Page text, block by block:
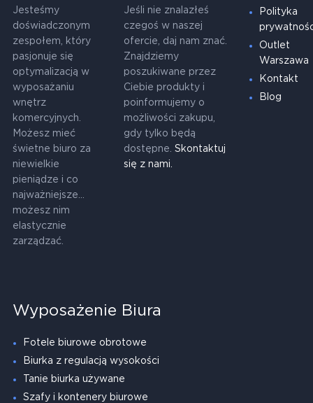
Jesteśmy
doświadczonym
zespołem, który
pasjonuje się
optymalizacją w
wyposażaniu
wnętrz
komercyjnych.
Możesz mieć
świetne biuro za
niewielkie
pieniądze i co
najważniejsze...
możesz nim
elastycznie
zarządzać.
Jeśli nie znalazłeś
czegoś w naszej
ofercie, daj nam znać.
Znajdziemy
poszukiwane przez
Ciebie produkty i
poinformujemy o
możliwości zakupu,
gdy tylko będą
dostępne. Skontaktuj
się z nami.
Polityka
Outlet
Warszawa
Kontakt
Blog
Wyposażenie Biura
Fotele biurowe obrotowe
Biurka z regulacją wysokości
Tanie biurka używane
Szafy i kontenery biurowe